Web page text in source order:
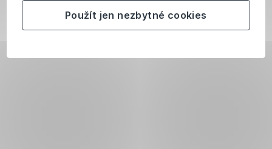
Použít jen nezbytné cookies